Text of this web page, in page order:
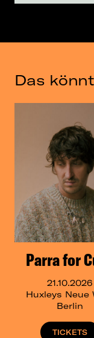
Das
Parra for
21.10.2026
Huxleys Neue
Berlin
TICKETS